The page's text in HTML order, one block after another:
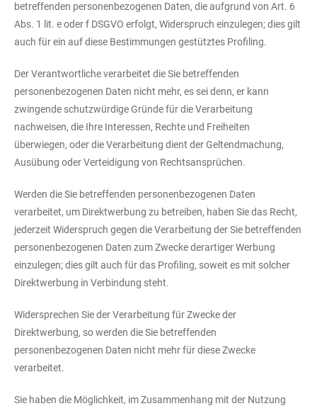
betreffenden personenbezogenen Daten, die aufgrund von Art. 6
Abs. 1 lit. e oder f DSGVO erfolgt, Widerspruch einzulegen; dies gilt
auch für ein auf diese Bestimmungen gestütztes Profiling.
Der Verantwortliche verarbeitet die Sie betreffenden
personenbezogenen Daten nicht mehr, es sei denn, er kann
zwingende schutzwürdige Gründe für die Verarbeitung
nachweisen, die Ihre Interessen, Rechte und Freiheiten
überwiegen, oder die Verarbeitung dient der Geltendmachung,
Ausübung oder Verteidigung von Rechtsansprüchen.
Werden die Sie betreffenden personenbezogenen Daten
verarbeitet, um Direktwerbung zu betreiben, haben Sie das Recht,
jederzeit Widerspruch gegen die Verarbeitung der Sie betreffenden
personenbezogenen Daten zum Zwecke derartiger Werbung
einzulegen; dies gilt auch für das Profiling, soweit es mit solcher
Direktwerbung in Verbindung steht.
Widersprechen Sie der Verarbeitung für Zwecke der
Direktwerbung, so werden die Sie betreffenden
personenbezogenen Daten nicht mehr für diese Zwecke
verarbeitet.
Sie haben die Möglichkeit, im Zusammenhang mit der Nutzung